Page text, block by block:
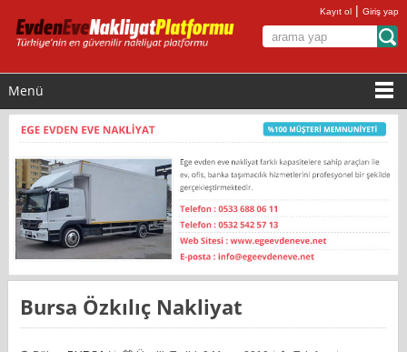
Kayıt ol |Giriş yap
Menü
Bursa Özkılıç Nakliyat